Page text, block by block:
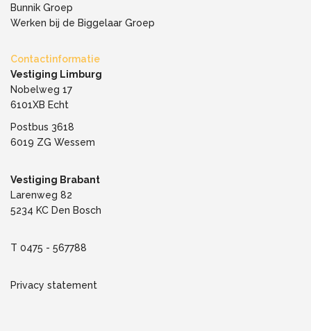
Bunnik Groep
Werken bij de Biggelaar Groep
Contactinformatie
Vestiging Limburg
Nobelweg 17
6101XB Echt
Postbus 3618
6019 ZG Wessem
Vestiging Brabant
Larenweg 82
5234 KC Den Bosch
T 0475 - 567788
Privacy statement